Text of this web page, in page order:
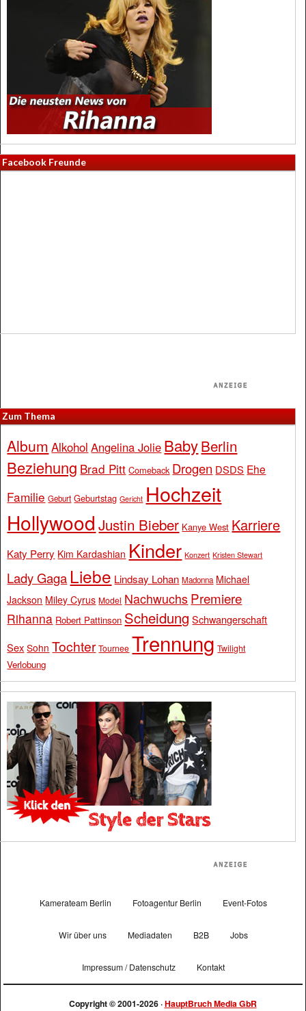
Facebook Freunde
Zum Thema
Album Alkohol Angelina Jolie BabyBerlin
Beziehung Brad Pitt Comeback Drogen DSDS Ehe
Familie Geburt Geburtstag Gericht Hochzeit
Hollywood Justin Bieber Kanye West Karriere
Katy Perry Kim Kardashian Kinder Konzert Kristen Stewart
Lady Gaga Liebe Lindsay Lohan Madonna Michael
Jackson Miley Cyrus Model Nachwuchs Premiere
Rihanna Robert Pattinson Scheidung Schwangerschaft
Sex Sohn Tochter Tournee Trennung Twilight
Verlobung
Kamerateam Berlin Fotoagentur Berlin Event-Fotos
Wir über uns Mediadaten B2B Jobs
Impressum / Datenschutz Kontakt
Copyright © 2001-2026 ·HauptBruch Media GbR